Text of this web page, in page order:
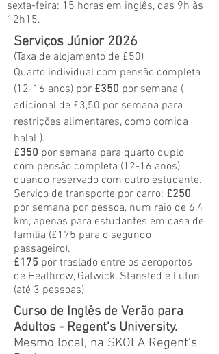
sexta-feira: 15 horas em inglês, das 9h às
12h15.
Serviços Júnior 2026
(Taxa de alojamento de £50)
Quarto individual com pensão completa
(12-16 anos) por £350 por semana (
adicional de £3,50 por semana para
restrições alimentares, como comida
halal ).
£350 por semana para quarto duplo
com pensão completa (12-16 anos)
quando reservado com outro estudante.
Serviço de transporte por carro: £250
por semana por pessoa, num raio de 6,4
km, apenas para estudantes em casa de
família (£175 para o segundo
passageiro).
£175 por traslado entre os aeroportos
de Heathrow, Gatwick, Stansted e Luton
(até 3 pessoas)
Curso de Inglês de Verão para
Adultos - Regent's University.
Mesmo local, na SKOLA Regent's